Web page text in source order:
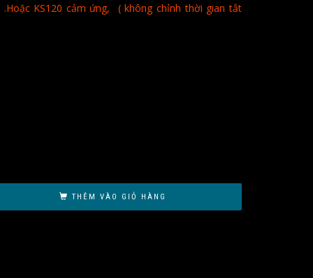
KS120 cảm ứng, ( không chỉnh thời gian tắt
THÊM VÀO GIỎ HÀNG